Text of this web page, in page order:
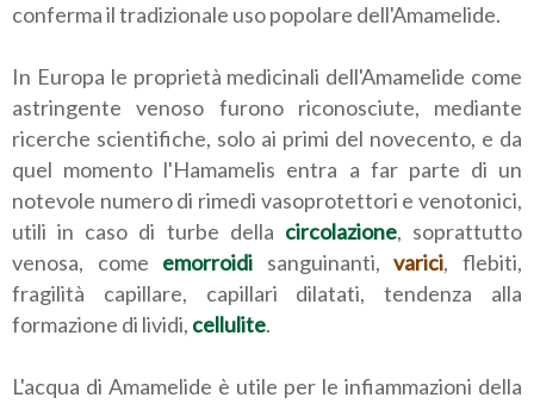
conferma il tradizionale uso popolare dell'Amamelide.
In Europa le proprietà medicinali dell'Amamelide come
astringente venoso furono riconosciute, mediante
ricerche scientifiche, solo ai primi del novecento, e da
quel momento l'Hamamelis entra a far parte di un
notevole numero di rimedi vasoprotettori e venotonici,
utili in caso di turbe della circolazione, soprattutto
venosa, come emorroidi sanguinanti,varici, flebiti,
fragilità capillare, capillari dilatati, tendenza alla
formazione di lividi, cellulite.
L'acqua di Amamelide è utile per le infiammazioni della